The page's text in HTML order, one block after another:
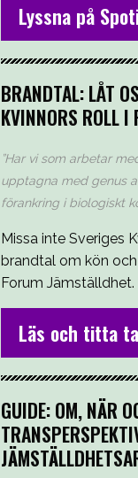
Lyssna på
BRANDTAL: LÅT
KVINNORS ROLL I
”Har vi som arbetar
upptagna med genus
förankring i biologiskt
Missa inte Sveriges
brandtal om kön
Forum Jämställdhet.
Läs och titta
GUIDE: OM, NÄR